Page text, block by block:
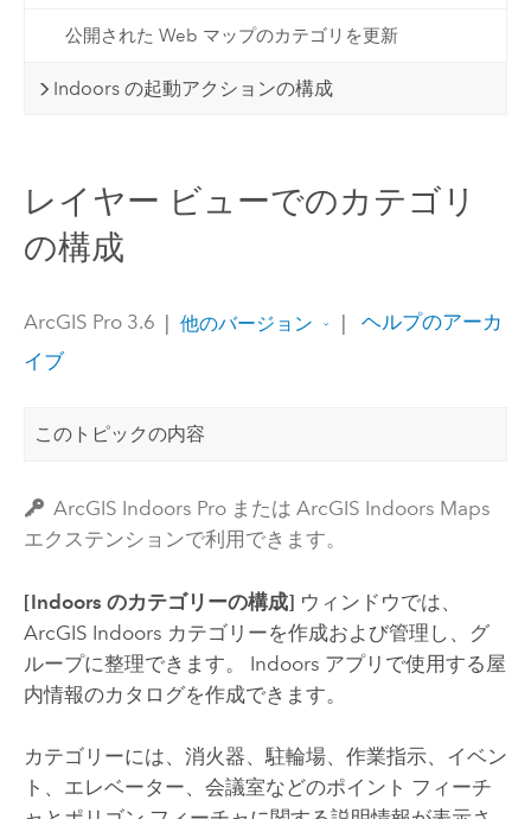
公開された Web マップのカテゴリを更新
Indoors の起動アクションの構成
レイヤー ビューでのカテゴリ
の構成
ArcGIS Pro 3.6 | 他のバージョン |
ヘルプのアーカ
イブ
このトピックの内容
ArcGIS Indoors Pro または ArcGIS Indoors Maps
エクステンションで利用できます。
[Indoors のカテゴリーの構成] ウィンドウでは、
ArcGIS Indoors カテゴリーを作成および管理し、グ
ループに整理できます。 Indoors アプリで使用する屋
内情報のカタログを作成できます。
カテゴリーには、消火器、駐輪場、作業指示、イベン
ト、エレベーター、会議室などのポイント フィーチ